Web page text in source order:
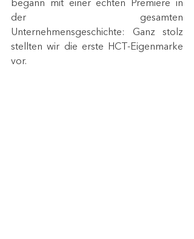
begann mit einer echten Premiere in
der gesamten
Unternehmensgeschichte: Ganz stolz
stellten wir die erste HCT-Eigenmarke
vor.